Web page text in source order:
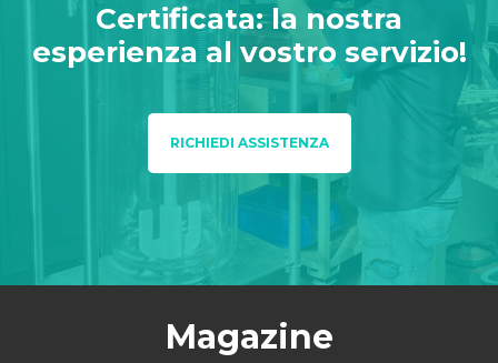
Certificata: la nostra
esperienza al vostro servizio!
RICHIEDI ASSISTENZA
Magazine